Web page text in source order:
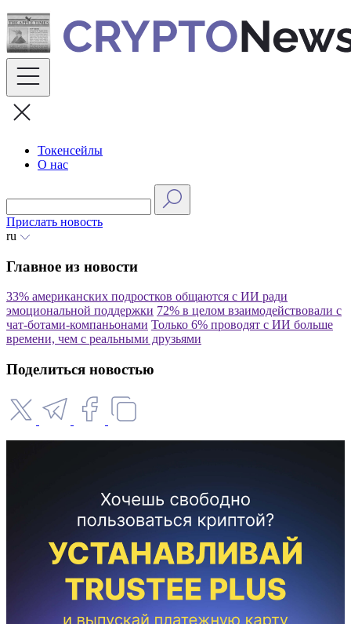
Skip
to
content
Токенсейлы
О нас
Прислать новость
ru
Главное из новости
33% американских подростков общаются с ИИ ради
эмоциональной поддержки 72% в целом взаимодействовали с
чат-ботами-компаньонами Только 6% проводят с ИИ больше
времени, чем с реальными друзьями
Поделиться новостью